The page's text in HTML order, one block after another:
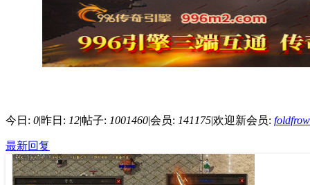
今日: 0|昨日: 12|帖子: 1001460|会员: 141175|欢迎新会员:
最新回复